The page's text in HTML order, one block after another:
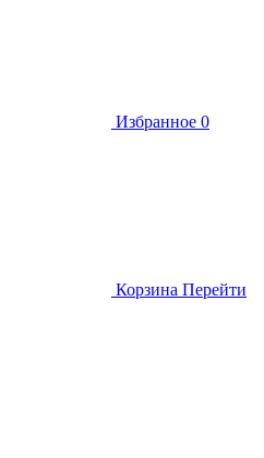
Избранное 0
Корзина Перейти